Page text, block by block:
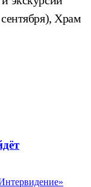
Храм